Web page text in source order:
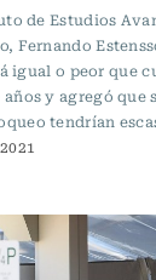
de Estudios
Fernando
igual o peor que
y agregó que
tendrían